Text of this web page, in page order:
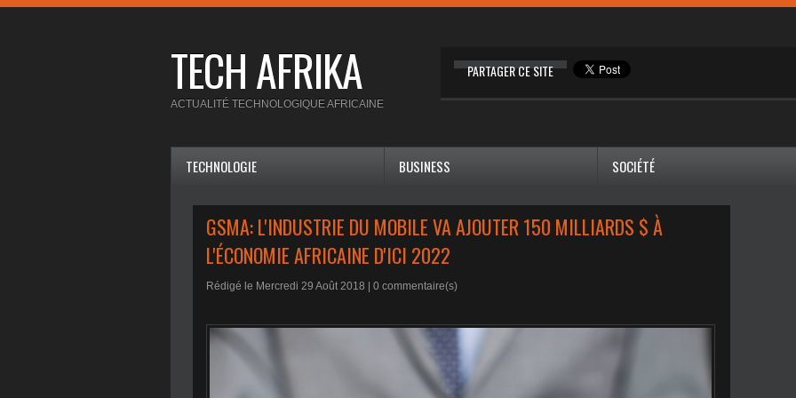
TECH AFRIKA PARTAGER CE SITE
ACTUALITÉ TECHNOLOGIQUE AFRICAINE
TECHNOLOGIE BUSINESS SOCIÉTÉ
GSMA: L'INDUSTRIE DU MOBILE VA AJOUTER 150 MILLIARDS $ À
L'ÉCONOMIE AFRICAINE D'ICI 2022
Rédigé le Mercredi 29 Août 2018 | 0 commentaire(s)